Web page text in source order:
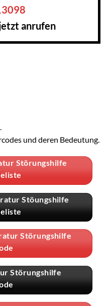
anrufen
und deren Bedeutung.
Störungshilfe
Stöungshilfe
Störungshilfe
Störungshilfe